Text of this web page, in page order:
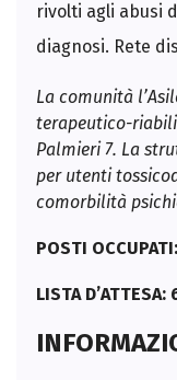
rivolti agli abusi
diagnosi. Rete
La comunità
terapeutico-
Palmieri 7. La
per utenti
comorbilità
POSTI
LISTA D’ATTESA: